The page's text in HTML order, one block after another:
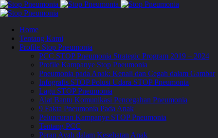
Home
Tentang Kami
Profile Stop Pneumonia
PCC STOP Pneumonia Strategic Program 2019 – 2024
Profile Kampanye Stop Pneumonia
Pneumonia pada Anak: Kenali dan Cegah dalam Gambar
Infografis STOP Polusi Udara STOP Pneumonia
Lagu STOP Pneumonia
Alat Bantu Komunikasi Pencegahan Pneumonia
9 Fakta Pneumonia Pada Anak
Peluncuran Kampanye STOP Pneumonia
Tentang PCC
Peran Ayah dalam Kesehatan Anak